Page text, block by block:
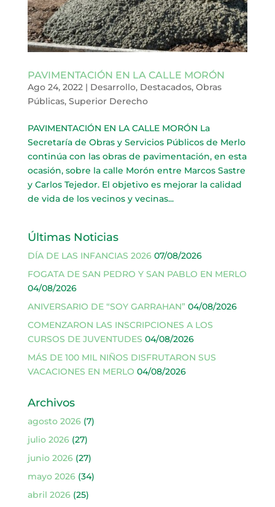
PAVIMENTACIÓN EN LA CALLE MORÓN
Ago 24, 2022| Desarrollo, Destacados, Obras
Públicas, Superior Derecho
PAVIMENTACIÓN EN LA CALLE MORÓN La
Secretaría de Obras y Servicios Públicos de Merlo
continúa con las obras de pavimentación, en esta
ocasión, sobre la calle Morón entre Marcos Sastre
y Carlos Tejedor. El objetivo es mejorar la calidad
de vida de los vecinos y vecinas...
Últimas Noticias
DÍA DE LAS INFANCIAS 2026 07/08/2026
FOGATA DE SAN PEDRO Y SAN PABLO EN MERLO
04/08/2026
ANIVERSARIO DE “SOY GARRAHAN” 04/08/2026
COMENZARON LAS INSCRIPCIONES A LOS
CURSOS DE JUVENTUDES 04/08/2026
MÁS DE 100 MIL NIÑOS DISFRUTARON SUS
VACACIONES EN MERLO 04/08/2026
Archivos
agosto 2026(7)
julio 2026(27)
junio 2026(27)
mayo 2026(34)
abril 2026(25)